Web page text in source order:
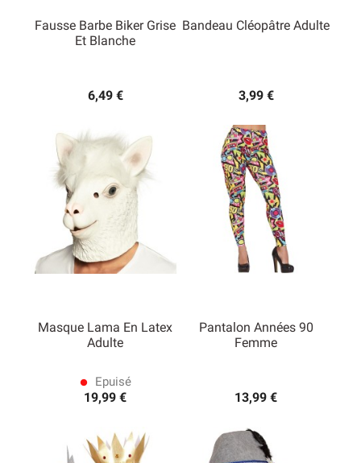
Fausse Barbe Biker Grise
Et Blanche
6,49 €
Bandeau Cléopâtre Adulte
3,99 €
Masque Lama En Latex
Adulte
lens Epuisé
19,99 €
Pantalon Années 90
Femme
13,99 €